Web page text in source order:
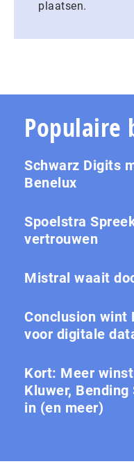
plaatsen.
Populaire
Schwarz Digits
Benelux
Spoelstra
vertrouwen
Mistral waait
Conclusion wint
voor digitale
Kort: Meer
Kluwer,
in (en meer)